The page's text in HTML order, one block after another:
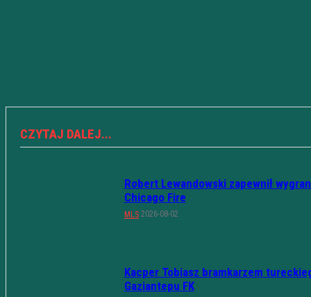
CZYTAJ DALEJ...
Robert Lewandowski zapewnił
Chicago Fire
MLS 2026-08-02
Kacper Tobiasz bramkarzem
Gaziantepu FK